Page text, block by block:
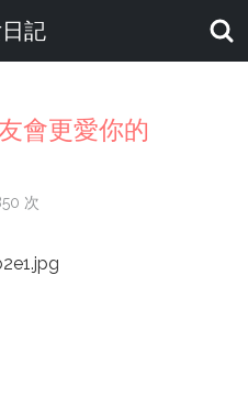
記
會更愛你的
次